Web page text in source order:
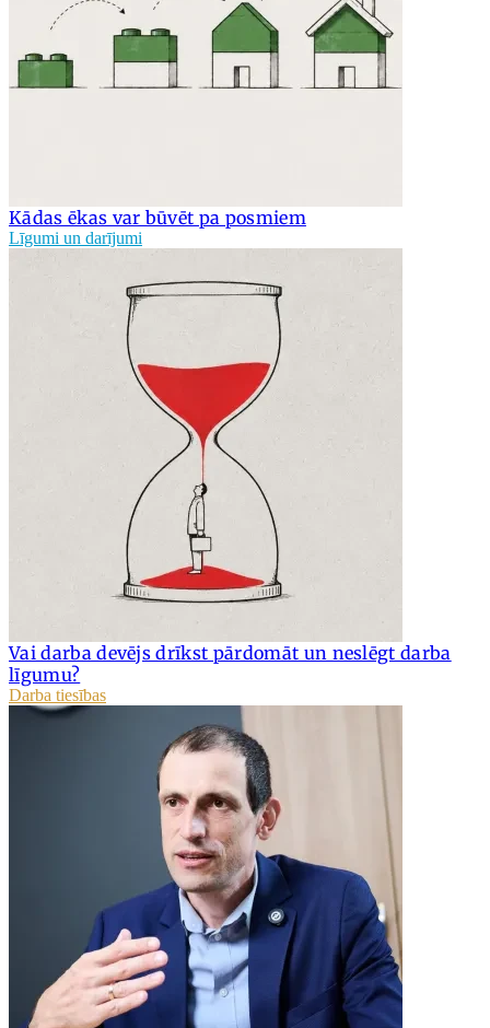
Kādas ēkas var būvēt pa posmiem
Līgumi un darījumi
Vai darba devējs drīkst pārdomāt un neslēgt darba
līgumu?
Darba tiesības